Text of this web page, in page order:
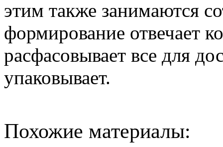
этим также занимаются
формирование отвечает
расфасовывает все для
упаковывает.
Похожие материалы: